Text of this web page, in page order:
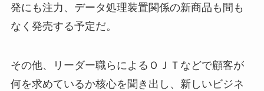
発にも注力、データ処理装置関係の新商品も間も
なく発売する予定だ。
その他、リーダー職らによるＯＪＴなどで顧客が
何を求めているか核心を聞き出し、新しいビジネ